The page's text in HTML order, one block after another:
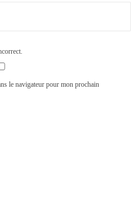
le navigateur pour mon prochain